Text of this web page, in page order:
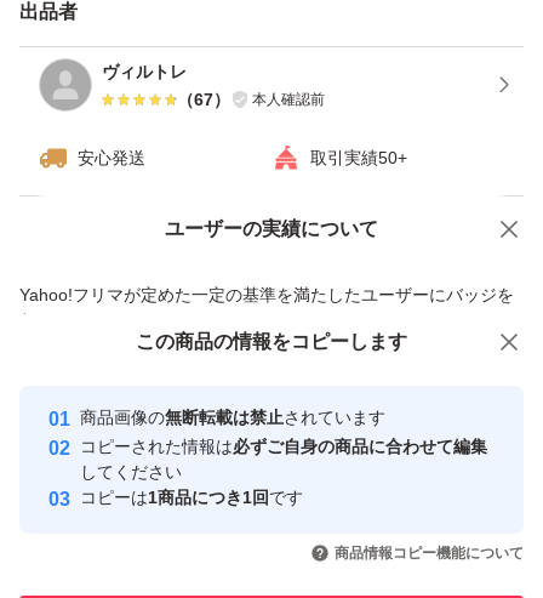
出品者
ヴィルトレ
（67） 本人確認前
安心発送 取引実績50+
ユーザーの実績について
Yahoo!フリマが定めた一定の基準を満たしたユーザーにバッジを
付与しています
安心取引出品者
心・安全なユーザーです
取引実績
引を完了させた実績があります
価格の相談 商品への質問
この商品の情報をコピーします
商品画像の無断転載は禁止されています
コピーされた情報は必ずご自身の商品に合わせて編集
してください
コピーは1商品につき1回です
商品情報コピー機能について
この商品をみている人にオススメ